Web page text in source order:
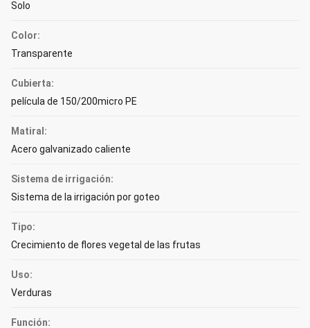
Solo
Color:
Transparente
Cubierta:
película de 150/200micro PE
Matiral:
Acero galvanizado caliente
Sistema de irrigación:
Sistema de la irrigación por goteo
Tipo:
Crecimiento de flores vegetal de las frutas
Uso:
Verduras
Función: